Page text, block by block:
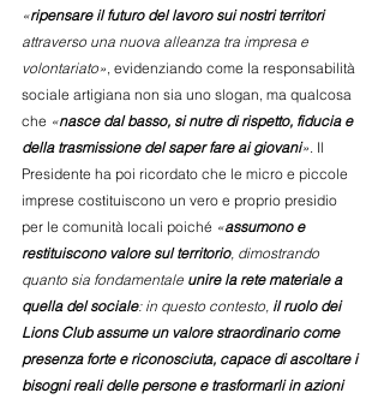
«ripensare il futuro del lavoro sui nostri territori
attraverso una nuova alleanza tra impresa e
volontariato» , evidenziando come la responsabilità
sociale artigiana non sia uno slogan, ma qualcosa
che «nasce dal basso, si nutre di rispetto, fiducia e
della trasmissione del saper fare ai giovani» . Il
Presidente ha poi ricordato che le micro e piccole
imprese costituiscono un vero e proprio presidio
per le comunità locali poiché «assumono e
restituiscono valore sul territorio, dimostrando
quanto sia fondamentale unire la rete materiale a
quella del sociale: in questo contesto, il ruolo dei
Lions Club assume un valore straordinario come
presenza forte e riconosciuta, capace di ascoltare i
bisogni reali delle persone e trasformarli in azioni